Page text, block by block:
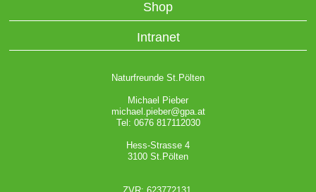
Shop
Intranet
Naturfreunde St.Pölten
Michael Pieber
michael.pieber@gpa.at
Tel: 0676 817112030
Hess-Strasse 4
3100 St.Pölten